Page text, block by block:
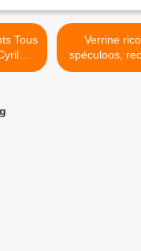
Verrine
spéculoos,
>